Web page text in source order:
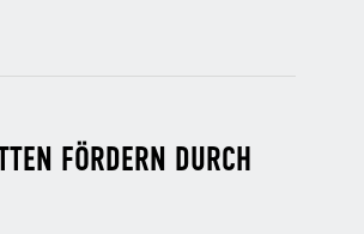
FÖRDERN DURCH